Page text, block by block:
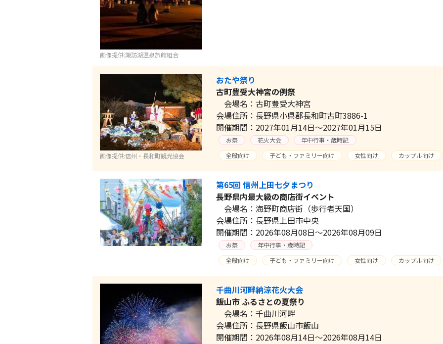
画像提供:諏訪湖温泉旅館組合
画像提供:信州・長和町観光協会
おたや祭り
古町豊受大神宮の例祭
会場名：古町豊受大神宮
会場住所：長野県小県郡長和町古町3886-1
開催期間：2027年01月14日～2027年01月15日
お祭 花火大会
年中行事・歳時記
全般向け
子ども・ファミリー向け 女性向け カップル向け
第65回 信州上田七夕まつり
長野県内最大級の商店街イベント
会場名：海野町商店街（歩行者天国）
会場住所：長野県上田市中央
開催期間：2026年08月08日～2026年08月09日
お祭
年中行事・歳時記
全般向け
子ども・ファミリー向け 女性向け カップル向け
千曲川河畔納涼花火大会
飯山市 ふるさとの夏祭り
会場名：千曲川河畔
会場住所：長野県飯山市飯山
開催期間：2026年08月14日～2026年08月14日